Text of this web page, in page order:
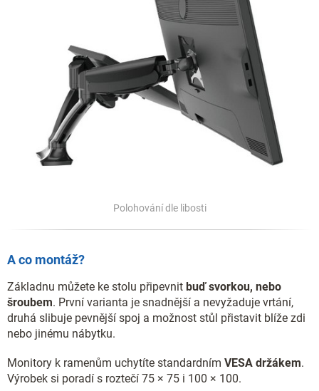
Polohování dle libosti
A co montáž?
Základnu můžete ke stolu připevnit buď svorkou, nebo
šroubem. První varianta je snadnější a nevyžaduje vrtání,
druhá slibuje pevnější spoj a možnost stůl přistavit blíže zdi
nebo jinému nábytku.
Monitory k ramenům uchytíte standardním VESA držákem.
Výrobek si poradí s roztečí 75 × 75 i 100 × 100.